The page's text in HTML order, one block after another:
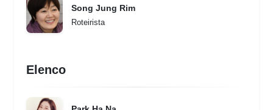
Song Jung Rim
Roteirista
Elenco